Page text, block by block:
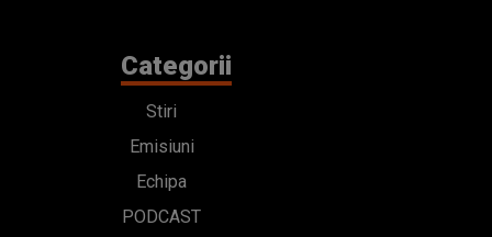
Categorii
Stiri
Emisiuni
Echipa
PODCAST